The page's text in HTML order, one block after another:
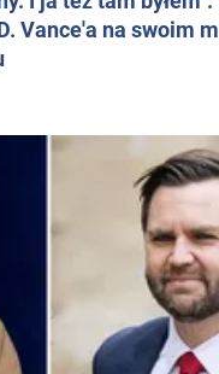
Vance'a na swoim